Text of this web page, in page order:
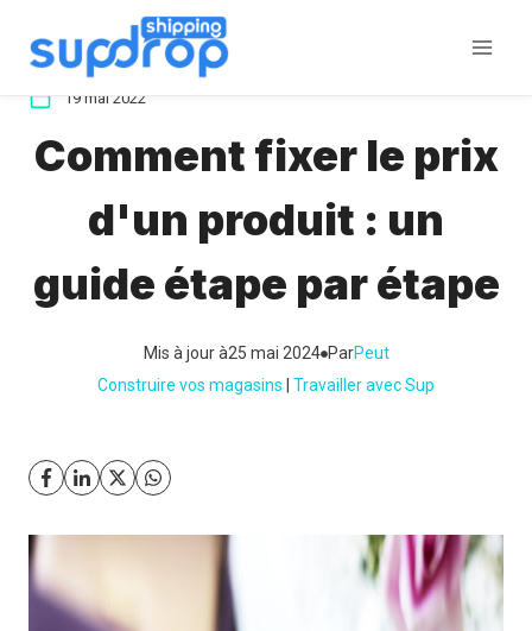
19 mai 2022
Comment fixer le prix
d'un produit : un
guide étape par étape
Mis à jour à25 mai 2024 ParPeut
Construire vos magasins
Travailler avec Sup